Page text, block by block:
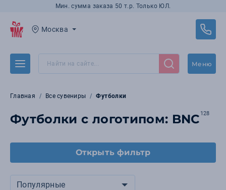
Мин. сумма заказа 50 т.р. Только ЮЛ.
Москва
Меню
Главная Все сувениры Футболки
Футболки с логотипом: BNC 128
Открыть фильтр
Популярные